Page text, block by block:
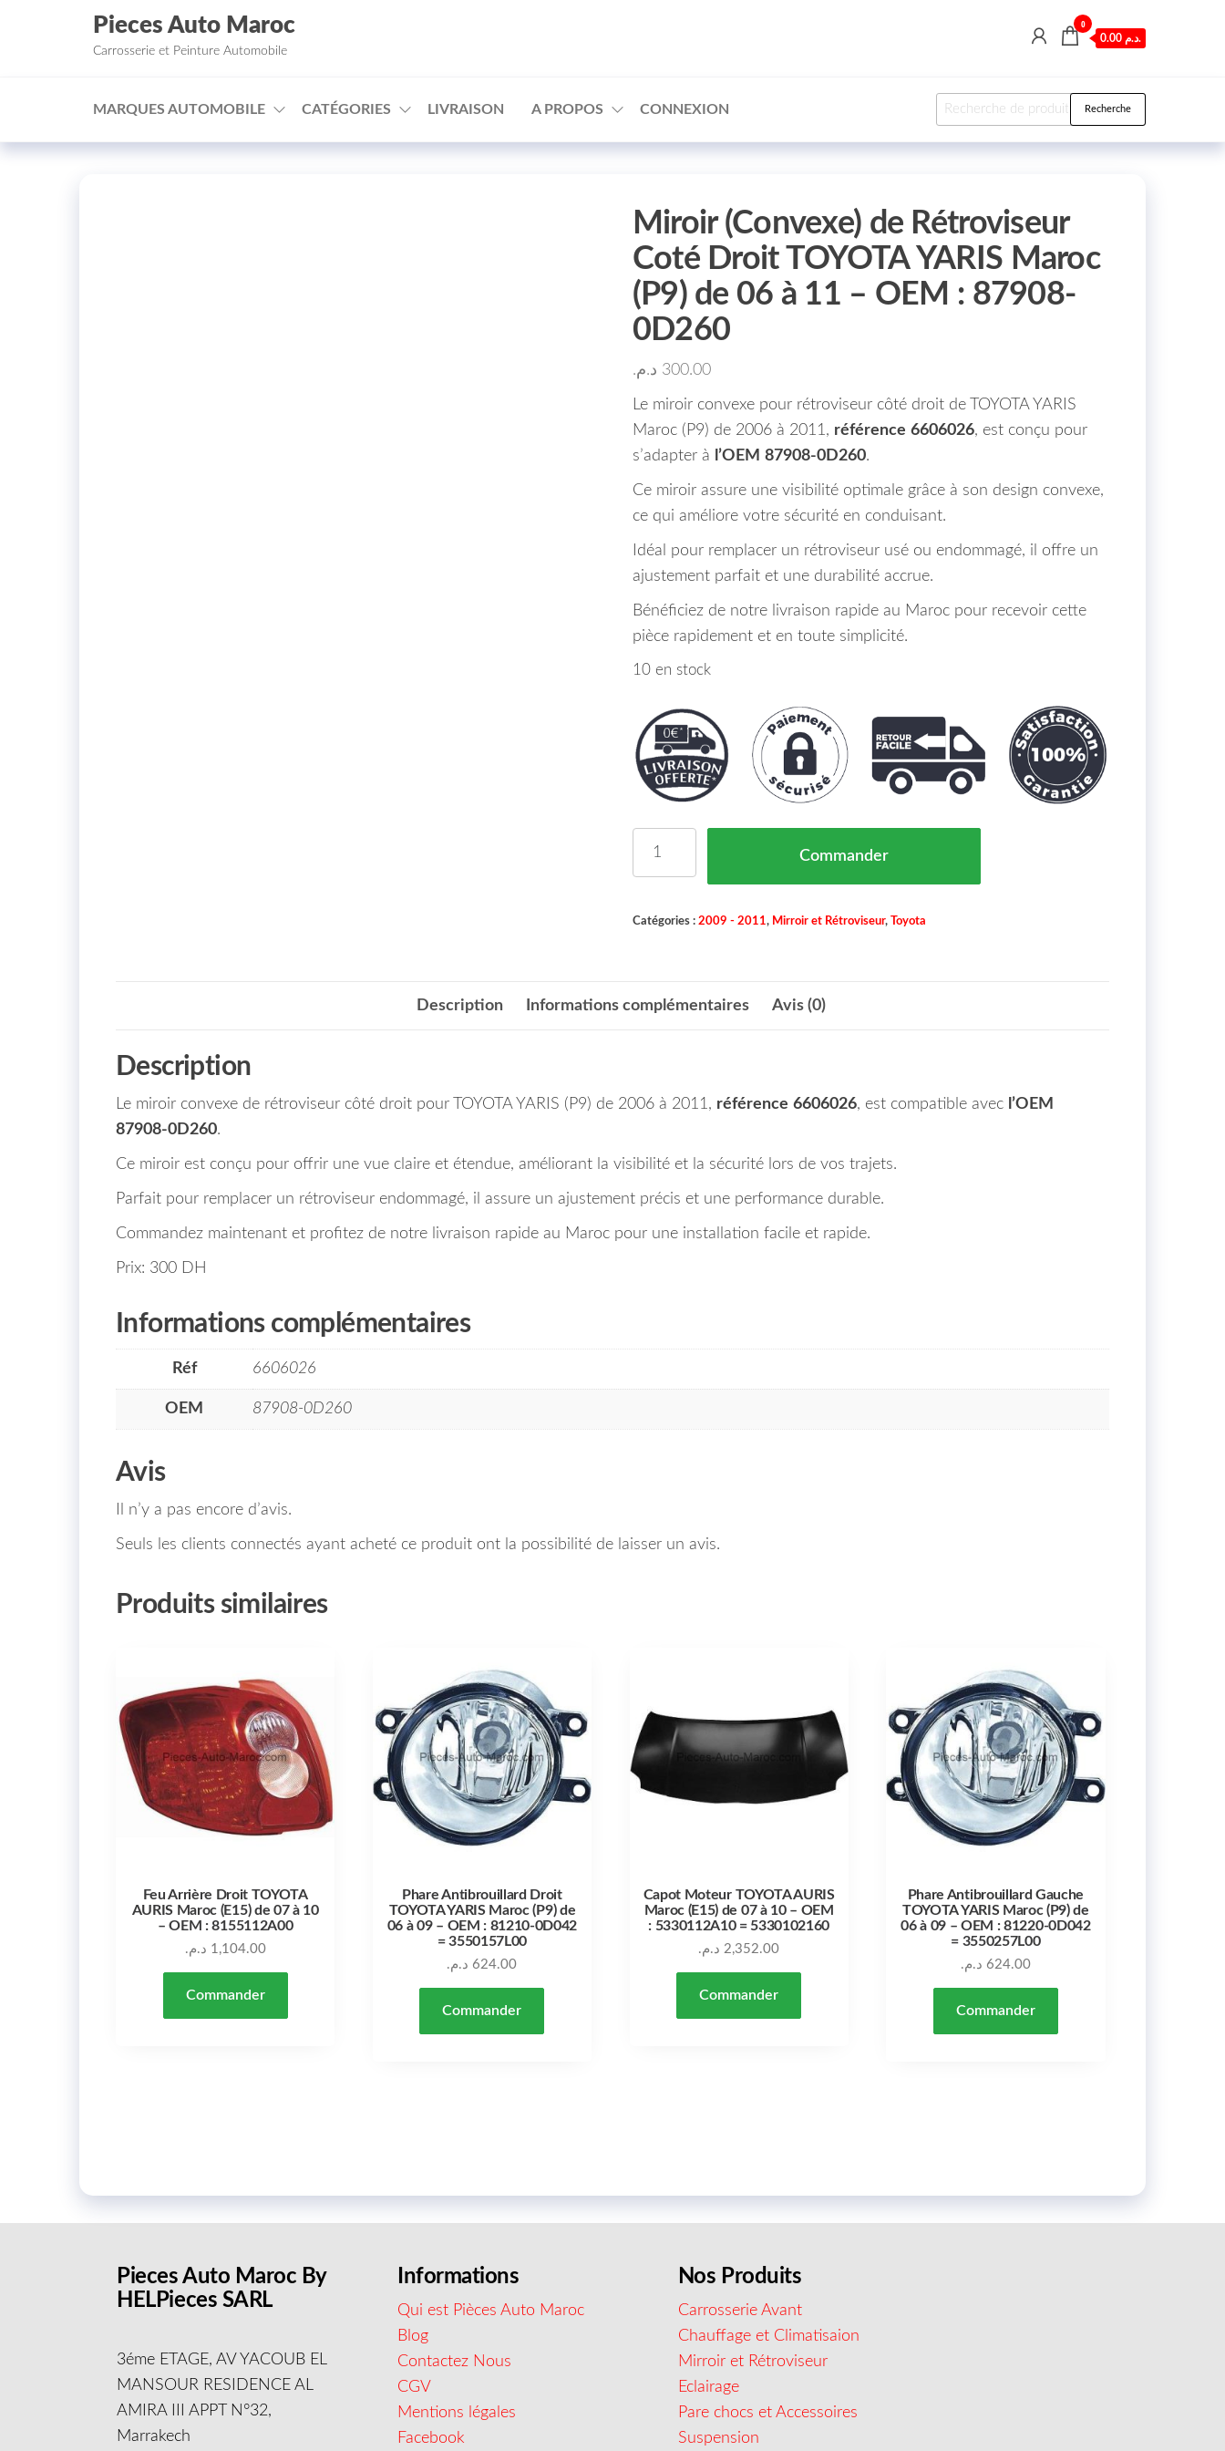
□
Aller au contenu
Pieces Auto Maroc
Carrosserie et Peinture Automobile
0
0.00 د.م.
MARQUES AUTOMOBILE CATÉGORIES LIVRAISON A PROPOS CONNEXION Recherche pour : Recherche
Miroir (Convexe) de Rétroviseur
Coté Droit TOYOTA YARIS Maroc
(P9) de 06 à 11 – OEM : 87908-
0D260
300.00 د.م.
Le miroir convexe pour rétroviseur côté droit de TOYOTA YARIS
Maroc (P9) de 2006 à 2011, référence 6606026, est conçu pour
s’adapter à
l’OEM 87908-0D260.
Ce miroir assure une visibilité optimale grâce à son design convexe,
ce qui améliore votre sécurité en conduisant.
Idéal pour remplacer un rétroviseur usé ou endommagé, il offre un
ajustement parfait et une durabilité accrue.
Bénéficiez de notre livraison rapide au Maroc pour recevoir cette
pièce rapidement et en toute simplicité.
10 en stock
Commander
Catégories : 2009 - 2011, Mirroir et Rétroviseur, Toyota
Description Informations complémentaires Avis (0)
Description
Le miroir convexe de rétroviseur côté droit pour TOYOTA YARIS (P9) de 2006 à 2011, référence 6606026, est compatible avec l’OEM
87908-0D260.
Ce miroir est conçu pour offrir une vue claire et étendue, améliorant la visibilité et la sécurité lors de vos trajets.
Parfait pour remplacer un rétroviseur endommagé, il assure un ajustement précis et une performance durable.
Commandez maintenant et profitez de notre livraison rapide au Maroc pour une installation facile et rapide.
Prix: 300 DH
Informations complémentaires
Réf 6606026
OEM 87908-0D260
Avis
Il n’y a pas encore d’avis.
Seuls les clients connectés ayant acheté ce produit ont la possibilité de laisser un avis.
Produits similaires
Feu Arrière Droit TOYOTA
AURIS Maroc (E15) de 07 à 10
– OEM : 8155112A00
1,104.00 د.م.
Commander
Phare Antibrouillard Droit
TOYOTA YARIS Maroc (P9) de
06 à 09 – OEM : 81210-0D042
= 3550157L00
624.00 د.م.
Commander
Capot Moteur TOYOTA AURIS
Maroc (E15) de 07 à 10 – OEM
: 5330112A10 = 5330102160
2,352.00 د.م.
Commander
Phare Antibrouillard Gauche
TOYOTA YARIS Maroc (P9) de
06 à 09 – OEM : 81220-0D042
= 3550257L00
624.00 د.م.
Commander
Pieces Auto Maroc By
HELPieces SARL
3éme ETAGE, AV YACOUB EL
MANSOUR RESIDENCE AL
AMIRA III APPT N°32,
Marrakech
Informations
Qui est Pièces Auto Maroc
Blog
Contactez Nous
CGV
Mentions légales
Facebook
Nos Produits
Carrosserie Avant
Chauffage et Climatisaion
Mirroir et Rétroviseur
Eclairage
Pare chocs et Accessoires
Suspension